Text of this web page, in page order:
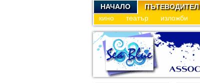
НАЧАЛО
ПЪТЕВОДИТЕЛ
кино
театър изложби